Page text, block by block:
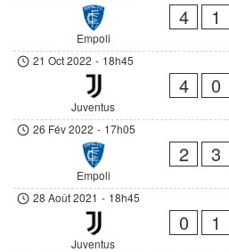
Empoli
4 1
21 Oct 2022 - 18h45
Juventus
4 0
26 Fév 2022 - 17h05
Empoli
2 3
28 Août 2021 - 18h45
Juventus
0 1